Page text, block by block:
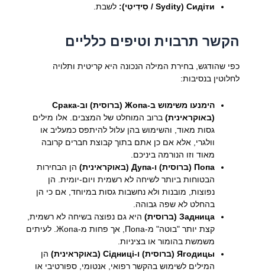
Сидіти (Sydity / סִידִיטִי):
לשבת.
הקשר תרבוית וטיפים כלליים
כפי שהודגש, בחירת המילה הנכונה היא קריטית ותלויה
לחלוטין בנסיבות:
הימנעו משימוש ב-Жопа (ברוסית) וב-Срака
(באוקראינית)ברוב המוחלט של המצבים. אלו מילים
גסות מאוד, והשימוש בהן עלול להיתפס כמעליב או
וולגרי, אלא אם כן אתם בתוך קבוצת חברים קרובה
מאוד וזו הנורמה ביניכם.
Попа (ברוסית) ו-Дупа (באוקראינית)
הן הבחירות
הבטוחות ביותר לשיחה לא רשמית ויום-יומית. הן
נפוצות, מובנות ולא נחשבות גסות במיוחד, אם כי הן
בהחלט לא שפה גבוהה.
Задница (ברוסית)
היא גם נפוצה בשיחה לא רשמית,
קצת יותר "בוטה" מ-Попа, אך פחות מ-Жопа. לעיתים
משמשת בהומור או בציניות.
Ягодицы (ברוסית) ו-Сідниці (באוקראינית)
הן
המילים לשימוש בהקשר רפואי, אנטומי, ספורטיבי או